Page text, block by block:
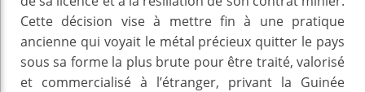
Cette décision vise à mettre fin à une pratique
ancienne qui voyait le métal précieux quitter le pays
sous sa forme la plus brute pour être traité, valorisé
et commercialisé à l’étranger, privant la Guinée